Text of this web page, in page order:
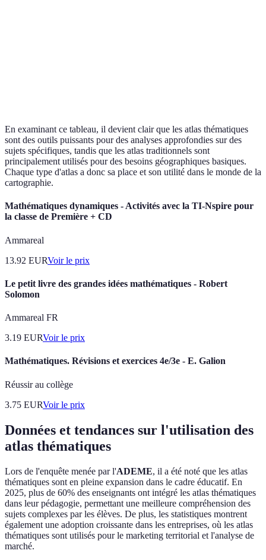
En examinant ce tableau, il devient clair que les atlas thématiques
sont des outils puissants pour des analyses approfondies sur des
sujets spécifiques, tandis que les atlas traditionnels sont
principalement utilisés pour des besoins géographiques basiques.
Chaque type d'atlas a donc sa place et son utilité dans le monde de la
cartographie.
Mathématiques dynamiques - Activités avec la TI-Nspire pour
la classe de Première + CD
Ammareal
13.92 EURVoir le prix
Le petit livre des grandes idées mathématiques - Robert
Solomon
Ammareal FR
3.19 EURVoir le prix
Mathématiques. Révisions et exercices 4e/3e - E. Galion
Réussir au collège
3.75 EURVoir le prix
Données et tendances sur l'utilisation des
atlas thématiques
Lors de l'enquête menée par l'ADEME, il a été noté que les atlas
thématiques sont en pleine expansion dans le cadre éducatif. En
2025, plus de 60% des enseignants ont intégré les atlas thématiques
dans leur pédagogie, permettant une meilleure compréhension des
sujets complexes par les élèves. De plus, les statistiques montrent
également une adoption croissante dans les entreprises, où les atlas
thématiques sont utilisés pour le marketing territorial et l'analyse de
marché.